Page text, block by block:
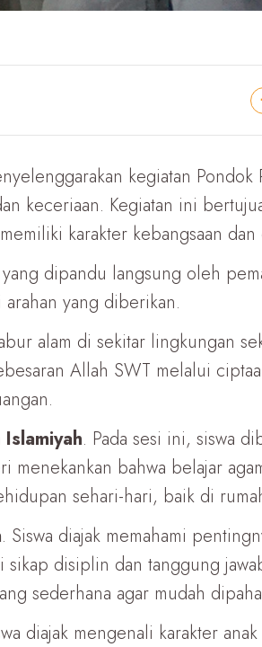
kegiatan Pondok
keceriaan. Kegiatan ini
karakter kebangsaan
dipandu langsung oleh
yang diberikan.
alam di sekitar lingkungan
Allah SWT melalui
. Pada sesi ini, siswa
menekankan bahwa belajar
sehari-hari, baik di
. Siswa diajak memahami
disiplin dan tanggung
sederhana agar mudah
diajak mengenali karakter